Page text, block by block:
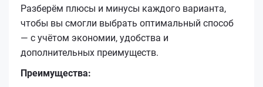
Разберём плюсы и минусы каждого варианта,
чтобы вы смогли выбрать оптимальный способ
— с учётом экономии, удобства и
дополнительных преимуществ.
Преимущества: